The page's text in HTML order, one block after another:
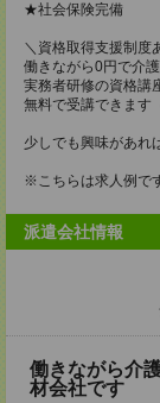
★社会保険完備
＼資格取得支援制度
働きながら0円で介
実務者研修の資格講
無料で受講できます
少しでも興味があれ
※こちらは求人例で
派遣会社情報
働きながら介
材会社です